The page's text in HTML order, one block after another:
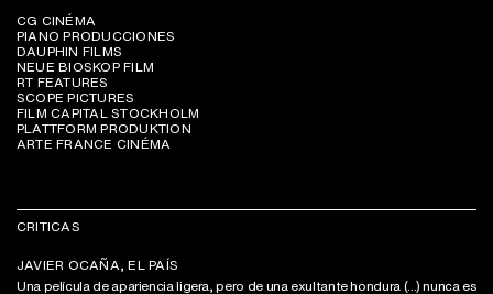
CG CINÉMA
PIANO PRODUCCIONES
DAUPHIN FILMS
NEUE BIOSKOP FILM
RT FEATURES
SCOPE PICTURES
FILM CAPITAL STOCKHOLM
PLATTFORM PRODUKTION
ARTE FRANCE CINÉMA
CRITICAS
JAVIER OCAÑA, EL PAÍS
Una película de apariencia ligera, pero de una exultante hondura (...) nunca es